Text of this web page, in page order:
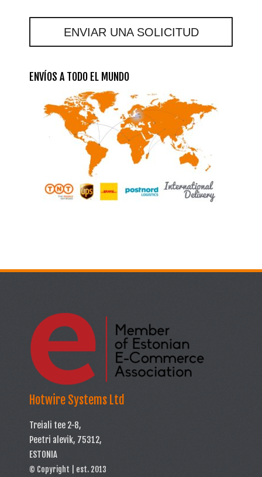
ENVIAR UNA SOLICITUD
ENVÍOS A TODO EL MUNDO
Hotwire Systems Ltd
Treiali tee 2-8,
Peetri alevik, 75312,
ESTONIA
© Copyright | est. 2013